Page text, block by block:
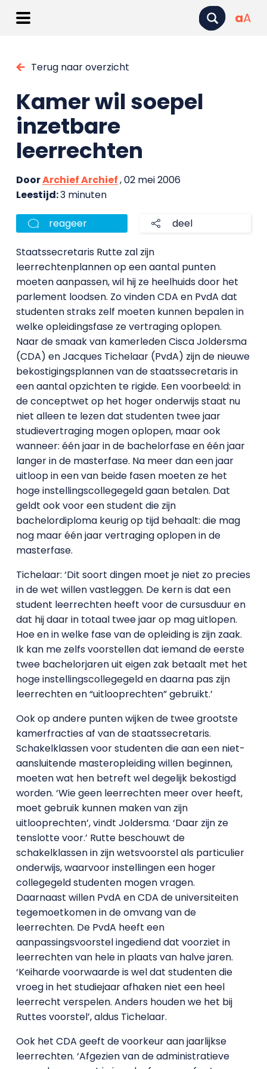
aA
Terug naar overzicht
Kamer wil soepel
inzetbare
leerrechten
DoorArchief Archief, 02 mei 2006
Leestijd:3 minuten
reageer deel
Staatssecretaris Rutte zal zijn
leerrechtenplannen op een aantal punten
moeten aanpassen, wil hij ze heelhuids door het
parlement loodsen. Zo vinden CDA en PvdA dat
studenten straks zelf moeten kunnen bepalen in
welke opleidingsfase ze vertraging oplopen.
Naar de smaak van kamerleden Cisca Joldersma
(CDA) en Jacques Tichelaar (PvdA) zijn de nieuwe
bekostigingsplannen van de staatssecretaris in
een aantal opzichten te rigide. Een voorbeeld: in
de conceptwet op het hoger onderwijs staat nu
niet alleen te lezen dat studenten twee jaar
studievertraging mogen oplopen, maar ook
wanneer: één jaar in de bachelorfase en één jaar
langer in de masterfase. Na meer dan een jaar
uitloop in een van beide fasen moeten ze het
hoge instellingscollegegeld gaan betalen. Dat
geldt ook voor een student die zijn
bachelordiploma keurig op tijd behaalt: die mag
nog maar één jaar vertraging oplopen in de
masterfase.
Tichelaar: ‘Dit soort dingen moet je niet zo precies
in de wet willen vastleggen. De kern is dat een
student leerrechten heeft voor de cursusduur en
dat hij daar in totaal twee jaar op mag uitlopen.
Hoe en in welke fase van de opleiding is zijn zaak.
Ik kan me zelfs voorstellen dat iemand de eerste
twee bachelorjaren uit eigen zak betaalt met het
hoge instellingscollegegeld en daarna pas zijn
leerrechten en “uitlooprechten” gebruikt.’
Ook op andere punten wijken de twee grootste
kamerfracties af van de staatssecretaris.
Schakelklassen voor studenten die aan een niet-
aansluitende masteropleiding willen beginnen,
moeten wat hen betreft wel degelijk bekostigd
worden. ‘Wie geen leerrechten meer over heeft,
moet gebruik kunnen maken van zijn
uitlooprechten’, vindt Joldersma. ‘Daar zijn ze
tenslotte voor.’ Rutte beschouwt de
schakelklassen in zijn wetsvoorstel als particulier
onderwijs, waarvoor instellingen een hoger
collegegeld studenten mogen vragen.
Daarnaast willen PvdA en CDA de universiteiten
tegemoetkomen in de omvang van de
leerrechten. De PvdA heeft een
aanpassingsvoorstel ingediend dat voorziet in
leerrechten van hele in plaats van halve jaren.
‘Keiharde voorwaarde is wel dat studenten die
vroeg in het studiejaar afhaken niet een heel
leerrecht verspelen. Anders houden we het bij
Ruttes voorstel’, aldus Tichelaar.
Ook het CDA geeft de voorkeur aan jaarlijkse
leerrechten. ‘Afgezien van de administratieve